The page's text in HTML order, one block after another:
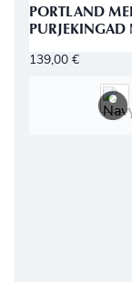
PORTLAND
PURJEKINGAD
139,00 €